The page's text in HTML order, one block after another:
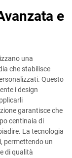
e
una
che stabilisce
Questo
i design
garantisce che
centinaia di
La tecnologia
permettendo un
di qualità